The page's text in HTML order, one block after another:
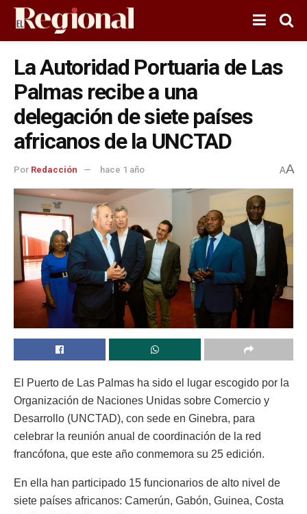
La Autoridad Portuaria de Las
Palmas recibe a una
delegación de siete países
africanos de la UNCTAD
Por Redacción hace 1 año AA
El Puerto de Las Palmas ha sido el lugar escogido por la
Organización de Naciones Unidas sobre Comercio y
Desarrollo (UNCTAD), con sede en Ginebra, para
celebrar la reunión anual de coordinación de la red
francófona, que este año conmemora su 25 edición.
En ella han participado 15 funcionarios de alto nivel de
siete países africanos: Camerún, Gabón, Guinea, Costa